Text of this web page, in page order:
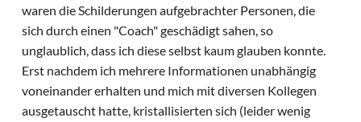
waren die Schilderungen aufgebrachter Personen, die
sich durch einen "Coach" geschädigt sahen, so
unglaublich, dass ich diese selbst kaum glauben konnte.
Erst nachdem ich mehrere Informationen unabhängig
voneinander erhalten und mich mit diversen Kollegen
ausgetauscht hatte, kristallisierten sich (leider wenig